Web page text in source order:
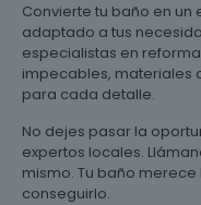
Convierte tu baño en
adaptado a tus
especialistas en
impecables, materiales
para cada detalle.
No dejes pasar la
expertos locales.
mismo. Tu baño
conseguirlo.